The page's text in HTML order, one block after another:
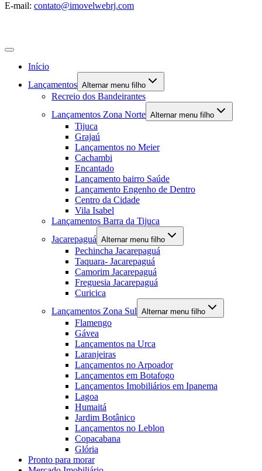
E-mail: contato@imovelwebrj.com
Início
Lançamentos Alternar menu filho
Recreio dos Bandeirantes
Lançamentos Zona Norte Alternar menu filho
Tijuca
Grajaú
Lançamentos no Meier
Cachambi
Encantado
Lançamento bairro Saúde
Lançamento Engenho de Dentro
Centro da Cidade
Vila Isabel
Lançamentos Barra da Tijuca
Jacarepaguá Alternar menu filho
Pechincha Jacarepaguá
Taquara- Jacarepaguá
Camorim Jacarepaguá
Freguesia Jacarepaguá
Curicica
Lançamentos Zona Sul Alternar menu filho
Flamengo
Gávea
Lançamentos na Urca
Laranjeiras
Lançamentos no Arpoador
Lançamentos em Botafogo
Lançamentos Imobiliários em Ipanema
Lagoa
Humaitá
Jardim Botânico
Lançamentos no Leblon
Copacabana
Glória
Pronto para morar